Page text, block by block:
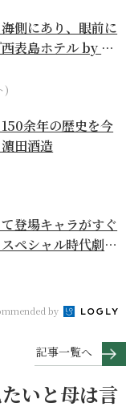
側にあり、眼前に
表島ホテル by 星
)
余年の歴史を今
田酒造
登場キャラがすぐ
ペシャル時代劇
by
記事一覧へ
いと母は言